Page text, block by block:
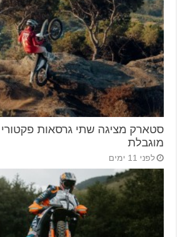
סטארק מציגה שתי גרסאות
מוגבלת
לפני 11 ימים